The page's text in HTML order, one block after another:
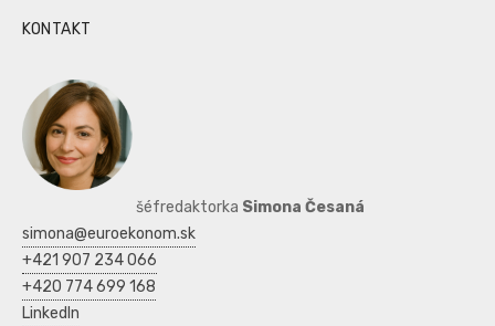
KONTAKT
šéfredaktorka Simona Česaná
simona@euroekonom.sk
+421 907 234 066
+420 774 699 168
LinkedIn